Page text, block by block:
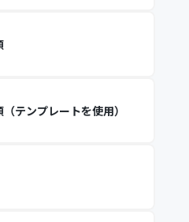
テンプレートを使用）